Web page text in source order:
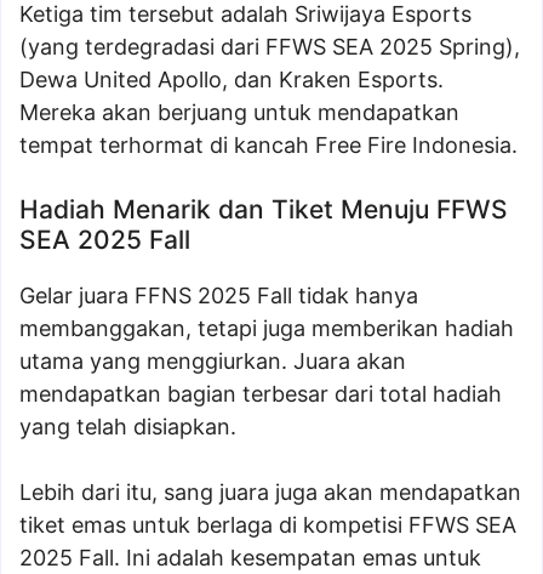
Ketiga tim tersebut adalah Sriwijaya Esports
(yang terdegradasi dari FFWS SEA 2025 Spring),
Dewa United Apollo, dan Kraken Esports.
Mereka akan berjuang untuk mendapatkan
tempat terhormat di kancah Free Fire Indonesia.
Hadiah Menarik dan Tiket Menuju FFWS
SEA 2025 Fall
Gelar juara FFNS 2025 Fall tidak hanya
membanggakan, tetapi juga memberikan hadiah
utama yang menggiurkan. Juara akan
mendapatkan bagian terbesar dari total hadiah
yang telah disiapkan.
Lebih dari itu, sang juara juga akan mendapatkan
tiket emas untuk berlaga di kompetisi FFWS SEA
2025 Fall. Ini adalah kesempatan emas untuk